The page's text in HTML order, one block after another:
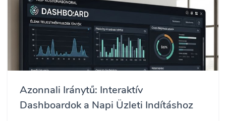
Azonnali Iránytű: Interaktív
Dashboardok a Napi Üzleti Indításhoz